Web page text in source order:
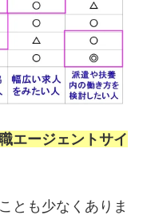
エージェントサイ
とも少なくありま